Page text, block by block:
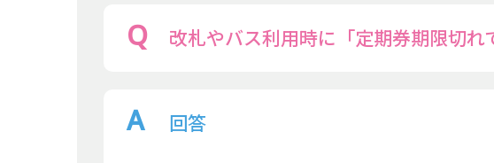
改札やバス利用時に「定期券期限切
回答